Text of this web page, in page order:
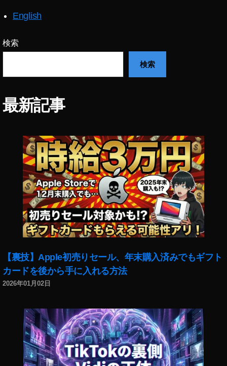
English
検索
検索
最新記事
【裏技】Apple初売りセール、年末購入済みでもギフト
カードを後から手に入れる方法
2026年01月02日